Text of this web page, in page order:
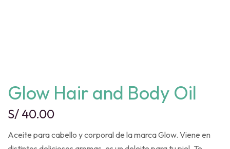
Glow Hair and Body Oil
S/ 40.00
Aceite para cabello y corporal de la marca Glow. Viene en